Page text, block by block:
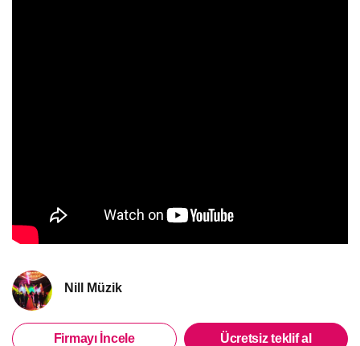
Nill Müzik
Firmayı İncele Ücretsiz teklif al